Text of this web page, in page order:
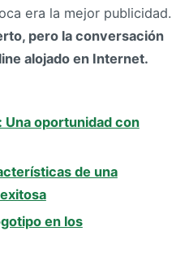
era la mejor publicidad.
pero la conversación
alojado en Internet.
oportunidad con
de una
en los